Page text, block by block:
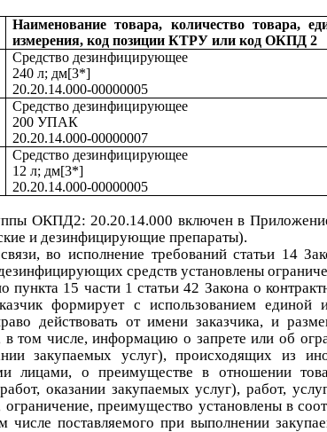
Наименование товара, количество товара,
измерения, код позиции КТРУ или код ОКПД 2
Средство дезинфицирующее
240 л; дм[3*]
20.20.14.000-00000005
Средство дезинфицирующее
200 УПАК
20.20.14.000-00000007
Средство дезинфицирующее
12 л; дм[3*]
20.20.14.000-00000005
ы ОКПД2:20.20.14.000 включенв
и дезинфицирующие препараты).
во исполнение требований статьи 14
средств установлены
пункта 15 части 1 статьи 42 Закона о
формирует с использованием
действовать от имени заказчика, и
том числе, информацию о запрете или об
закупаемых услуг), происходящих из
лицами, о преимуществе в отношении
оказании закупаемых услуг), работ,
ограничение, преимущество установлены в
числе поставляемого при выполнении